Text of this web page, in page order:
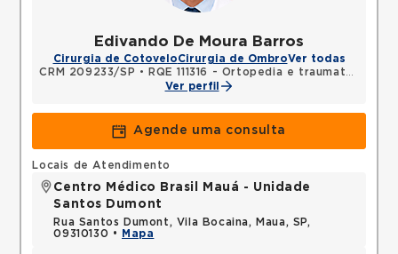
Edivando De Moura Barros
Cirurgia de CotoveloCirurgia de OmbroVer todas
CRM 209233/SP •
RQE 111316 - Ortopedia e traumatologia
Ver perfil
Agende uma consulta
Locais de Atendimento
Centro Médico Brasil Mauá - Unidade
Santos Dumont
Rua Santos Dumont, Vila Bocaina, Maua, SP,
09310130 •
Mapa